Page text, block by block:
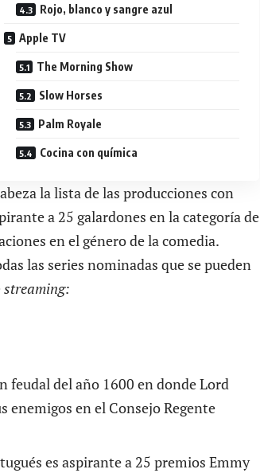
Rojo, blanco y sangre azul
Apple TV
The Morning Show
Slow Horses
Palm Royale
Cocina con química
la lista de las producciones con
a 25 galardones en la categoría de
en el género de la comedia.
las series nominadas que se pueden
streaming:
feudal del año 1600 en donde Lord
enemigos en el Consejo Regente
es aspirante a 25 premios Emmy